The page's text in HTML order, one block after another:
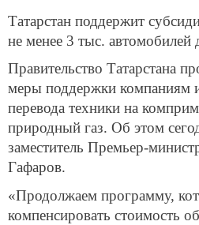
Татарстан поддержит
не менее 3 тыс. автомобилей
Правительство Татарстана
меры поддержки компаниям
перевода техники на
природный газ. Об этом
заместитель Премьер-
Гафаров.
«Продолжаем программу,
компенсировать стоимость